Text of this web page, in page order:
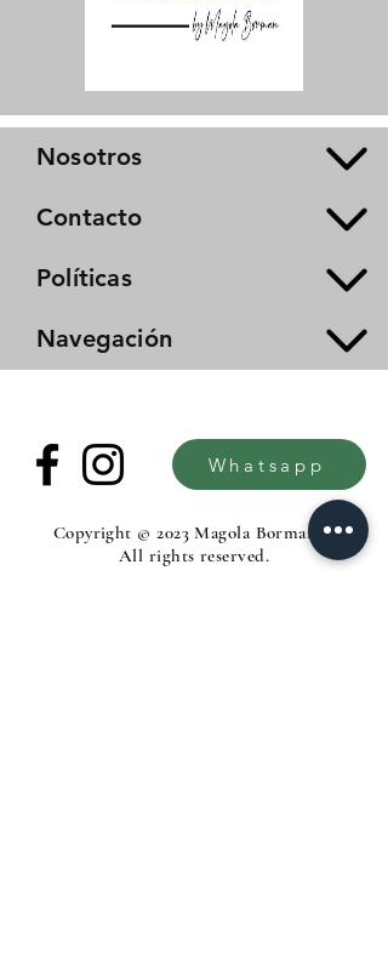
Nosotros
Contacto
Políticas
Navegación
Whatsapp
Copyright © 2023 Magola Borman®.
All rights reserved.